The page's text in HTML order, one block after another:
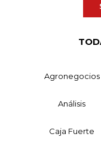
Agronegocios
Análisis
Caja Fuerte